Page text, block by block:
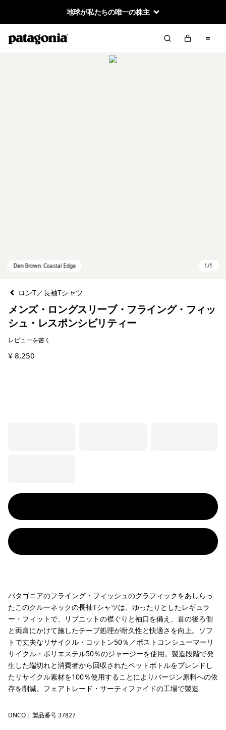
地球が私たちの唯一の株主
ロンT／長袖Tシャツ
メンズ・ロングスリーブ・フライング・フィッ
シュ・レスポンシビリティー
レビューを書く
¥ 8,250
パタゴニアのフライング・フィッシュのグラフィックをあしらっ
たこのクルーネックの長袖Tシャツは、ゆったりとしたレギュラ
ー・フィットで、リブニットの襟ぐりと袖口を備え、首の後ろ側
と両肩にかけて施したテープ処理が耐久性と快適さを向上。ソフ
トで丈夫なリサイクル・コットン50％／ポストコンシューマーリ
サイクル・ポリエステル50％のジャージーを使用。製造段階で発
生した端切れと消費者から回収されたペットボトルをブレンドし
たリサイクル素材を100％使用することによりバージン原料への依
存を削減。フェアトレード・サーティファイドの工場で製造
Den Brown: Coastal Edge
DNCO | 製品番号 37827